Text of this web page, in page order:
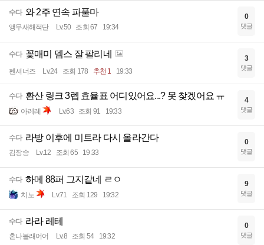
수다 와 2주 연속 파풀마
앵무새해적단 Lv.50 조회 67 19:34
0
댓글
수다 꽃매미 뎀스 잘 팔리네
펜셔너즈 Lv.24 조회 178 추천 1 19:33
3
댓글
수다 환산 링크 3렙 효율표 어디있어요...? 못 찾겠어요 ㅠ
아레레 Lv.63 조회 91 19:33
4
댓글
수다 라방 이후에 미트라 다시 올라간다
김장승 Lv.12 조회 65 19:33
0
댓글
수다 하메 88퍼 그지같네 ㄹㅇ
치노 Lv.71 조회 129 19:32
9
댓글
수다 라라 레테
혼나볼래어어 Lv.8 조회 54 19:32
0
댓글